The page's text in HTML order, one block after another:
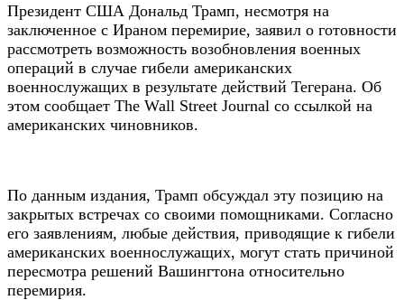
Президент США Дональд Трамп, несмотря на
заключенное с Ираном перемирие, заявил о готовности
рассмотреть возможность возобновления военных
операций в случае гибели американских
военнослужащих в результате действий Тегерана. Об
этом сообщает The Wall Street Journal со ссылкой на
американских чиновников.
По данным издания, Трамп обсуждал эту позицию на
закрытых встречах со своими помощниками. Согласно
его заявлениям, любые действия, приводящие к гибели
американских военнослужащих, могут стать причиной
пересмотра решений Вашингтона относительно
перемирия.